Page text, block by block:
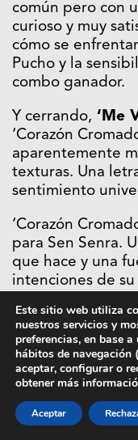
común pero con
curioso y muy
cómo se
Pucho y la
combo ganador.
Y cerrando, ‘Me
‘Corazón
aparentemente
texturas. Una
sentimiento
‘Corazón
para Sen Senra.
que hace y una
intenciones de
antes y un
redefine lo que
artistas
hombres
machirulo todo lo
Este sitio web utiliza
nuestros servicios y
preferencias, en base
hábitos de navegación
aceptar, configurar o
obtener más
Aceptar